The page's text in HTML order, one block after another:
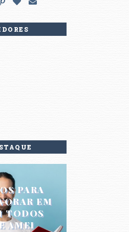
PARA
EM
TODOS
AMEI